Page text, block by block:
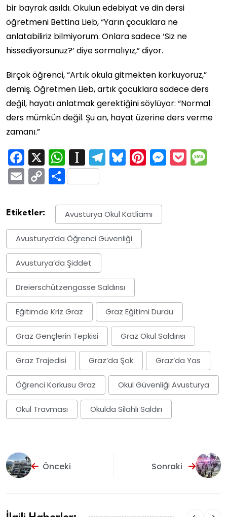
bir bayrak asıldı. Okulun edebiyat ve din dersi
öğretmeni Bettina Lieb, “Yarın çocuklara ne
anlatabiliriz bilmiyorum. Onlara sadece ‘Siz ne
hissediyorsunuz?’ diye sormalıyız,” diyor.
Birçok öğrenci, “Artık okula gitmekten korkuyoruz,”
demiş. Öğretmen Lieb, artık çocuklara sadece ders
değil, hayatı anlatmak gerektiğini söylüyor: “Normal
ders mümkün değil. Şu an, hayat üzerine ders verme
zamanı.”
Facebook
X WhatsApp
Instapaper
Telegram
Bluesky
Pinterest
EmailCopy
Link
Share
Etiketler: Avusturya Okul Katliamı
Avusturya’da Öğrenci Güvenliği
Avusturya’da Şiddet
Dreierschützengasse Saldırısı
Eğitimde Kriz Graz Graz Eğitimi Durdu
Graz Gençlerin Tepkisi Graz Okul Saldırısı
Graz Trajedisi Graz’da Şok Graz’da Yas
Öğrenci Korkusu Graz Okul Güvenliği Avusturya
Okul Travması Okulda Silahlı Saldırı
Önceki Sonraki